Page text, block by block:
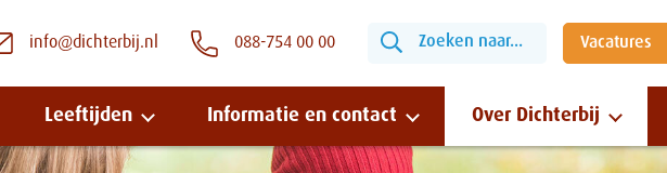
info@dichterbij.nl 088-754 00 00 Zoeken naar... Vacatures
Leeftijden Informatie en contact Over Dichterbij